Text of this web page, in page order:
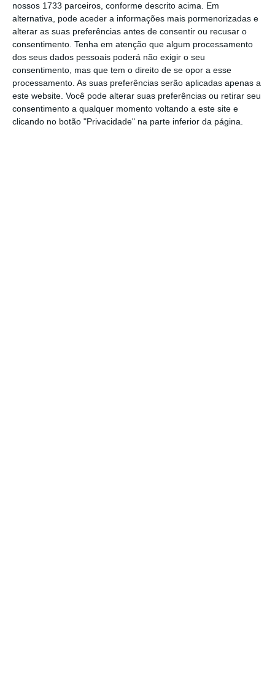
nossos 1733 parceiros, conforme descrito acima. Em
alternativa, pode aceder a informações mais pormenorizadas e
alterar as suas preferências antes de consentir ou recusar o
consentimento. Tenha em atenção que algum processamento
dos seus dados pessoais poderá não exigir o seu
consentimento, mas que tem o direito de se opor a esse
processamento. As suas preferências serão aplicadas apenas a
este website. Você pode alterar suas preferências ou retirar seu
consentimento a qualquer momento voltando a este site e
clicando no botão "Privacidade" na parte inferior da página.